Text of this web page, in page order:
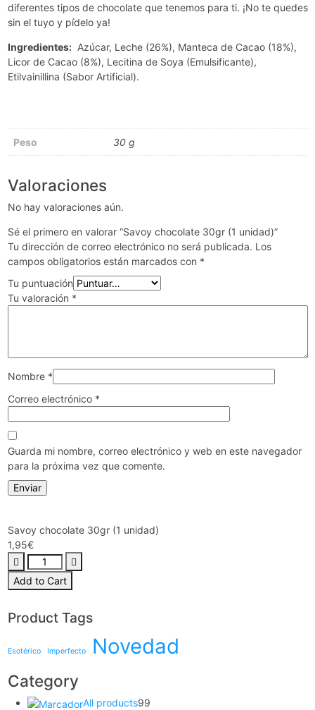
diferentes tipos de chocolate que tenemos para ti. ¡No te quedes
sin el tuyo y pídelo ya!
Ingredientes:Azúcar, Leche (26%), Manteca de Cacao (18%),
Licor de Cacao (8%), Lecitina de Soya (Emulsificante),
Etilvainillina (Sabor Artificial).
Peso 30 g
Valoraciones
No hay valoraciones aún.
Sé el primero en valorar “Savoy chocolate 30gr (1 unidad)”
Tu dirección de correo electrónico no será publicada. Los
campos obligatorios están marcados con *
Tu puntuación
Tu valoración *
Nombre *
Correo electrónico *
Guarda mi nombre, correo electrónico y web en este navegador
para la próxima vez que comente.
Savoy chocolate 30gr (1 unidad)
1,95€
Savoy
chocolate
30gr
unidad)
Add to Cart
Product Tags
Esotérico Imperfecto Novedad
Category
All products9999